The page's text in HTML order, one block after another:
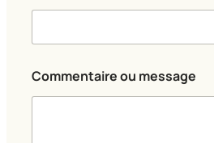
-
m
Commentaire ou message